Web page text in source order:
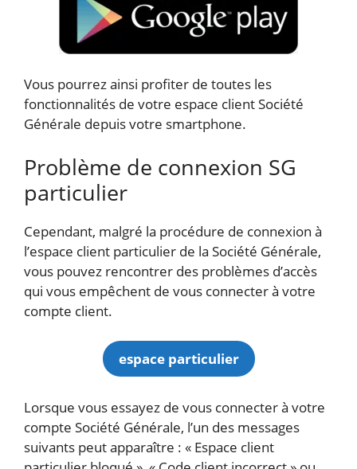
Vous pourrez ainsi profiter de toutes les
fonctionnalités de votre espace client Société
Générale depuis votre smartphone.
Problème de connexion SG
particulier
Cependant, malgré la procédure de connexion à
l’espace client particulier de la Société Générale,
vous pouvez rencontrer des problèmes d’accès
qui vous empêchent de vous connecter à votre
compte client.
espace particulier
Lorsque vous essayez de vous connecter à votre
compte Société Générale, l’un des messages
suivants peut apparaître : « Espace client